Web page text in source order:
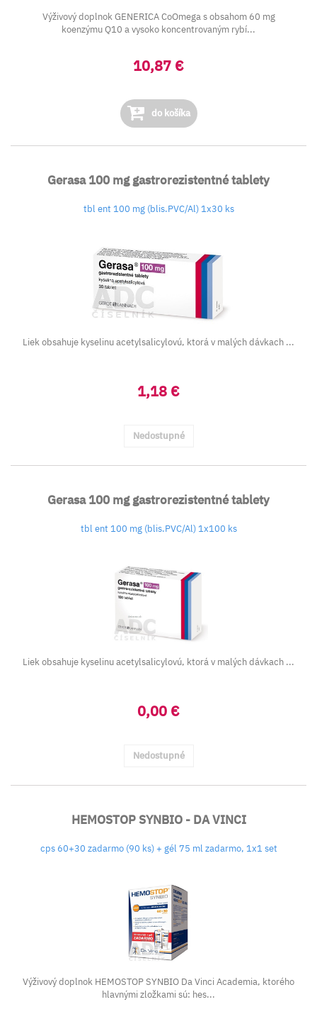
Výživový doplnok GENERICA CoOmega s obsahom 60 mg
koenzýmu Q10 a vysoko koncentrovaným rybí...
10,87 €
do košíka
Gerasa 100 mg gastrorezistentné tablety
tbl ent 100 mg (blis.PVC/Al) 1x30 ks
Liek obsahuje kyselinu acetylsalicylovú, ktorá v malých dávkach ...
1,18 €
Nedostupné
Gerasa 100 mg gastrorezistentné tablety
tbl ent 100 mg (blis.PVC/Al) 1x100 ks
Liek obsahuje kyselinu acetylsalicylovú, ktorá v malých dávkach ...
0,00 €
Nedostupné
HEMOSTOP SYNBIO - DA VINCI
cps 60+30 zadarmo (90 ks) + gél 75 ml zadarmo, 1x1 set
Výživový doplnok HEMOSTOP SYNBIO Da Vinci Academia, ktorého
hlavnými zložkami sú: hes...